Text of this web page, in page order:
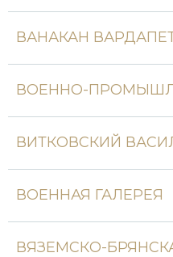
Нумизматика
Образование
Политическая история
Революции и
Религия и церковь
Россия
ВАНАКАН
ВОЕННО-
ВИТКОВСКИЙ
ВОЕННАЯ ГАЛЕРЕЯ
ВЯЗЕМСКО-